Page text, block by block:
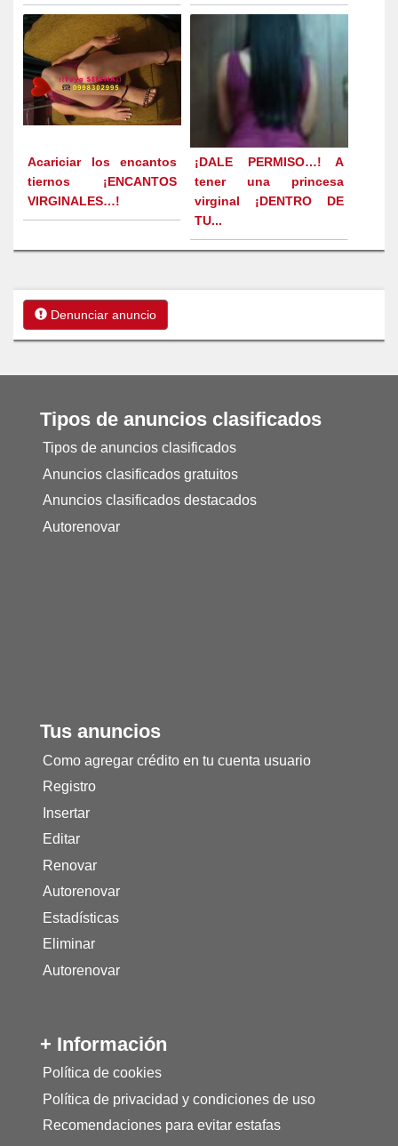
Acariciar los encantos
tiernos ¡ENCANTOS
VIRGINALES…!
¡DALE PERMISO…! A
tener una princesa
virginal ¡DENTRO DE
TU...
Denunciar anuncio
Tipos de anuncios clasificados
Tipos de anuncios clasificados
Anuncios clasificados gratuitos
Anuncios clasificados destacados
Autorenovar
Tus anuncios
Como agregar crédito en tu cuenta usuario
Registro
Insertar
Editar
Renovar
Autorenovar
Estadísticas
Eliminar
Autorenovar
+ Información
Política de cookies
Política de privacidad y condiciones de uso
Recomendaciones para evitar estafas